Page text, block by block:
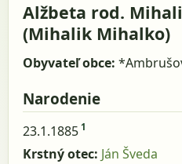
Alžbeta rod.
(Mihalik Mihalko)
Obyvateľ obce:
Narodenie
23.1.1885 1
Krstný otec: Ján Šveda